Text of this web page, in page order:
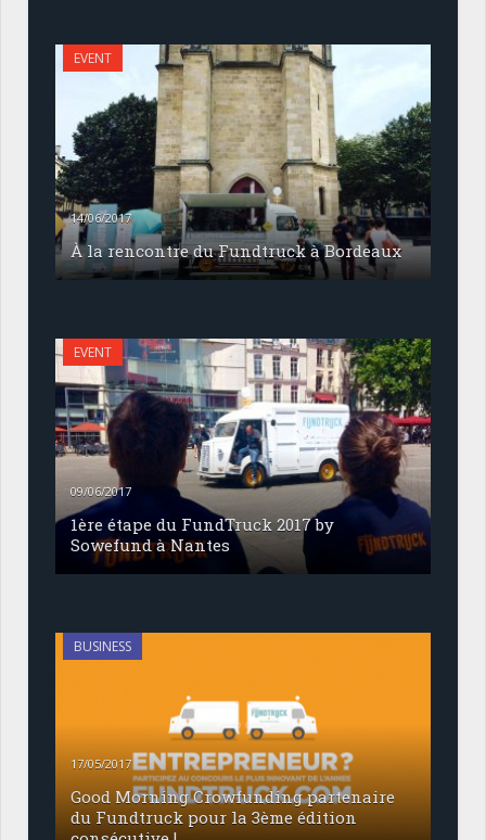
EVENT
14/06/2017
À la rencontre du Fundtruck à Bordeaux
EVENT
09/06/2017
1ère étape du FundTruck 2017 by
Sowefund à Nantes
BUSINESS
17/05/2017
Good Morning Crowfunding partenaire
du Fundtruck pour la 3ème édition